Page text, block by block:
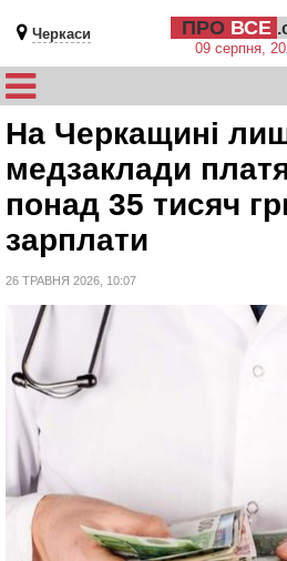
Черкаси ПРО ВСЕ
09 серпня,
На Черкащині
медзаклади
понад 35 тисяч
зарплати
26 ТРАВНЯ 2026, 10:07